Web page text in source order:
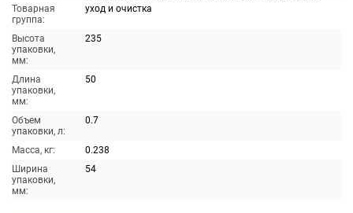
Товарная
группа:
уход и очистка
Высота
упаковки,
мм:
235
Длина
упаковки,
мм:
50
Объем
упаковки, л:
0.7
Масса, кг:
0.238
Ширина
упаковки,
мм:
54